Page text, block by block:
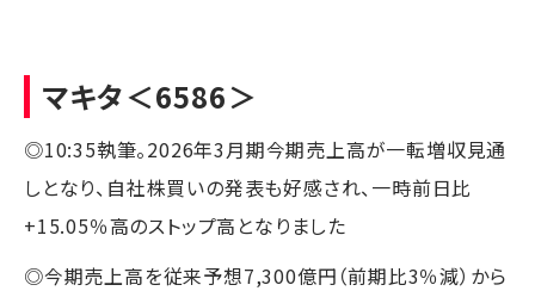
マキタ＜6586＞
◎10:35執筆。2026年3月期今期売上高が一転増収見通
しとなり、自社株買いの発表も好感され、一時前日比
+15.05％高のストップ高となりました
◎今期売上高を従来予想7,300億円（前期比3％減）から